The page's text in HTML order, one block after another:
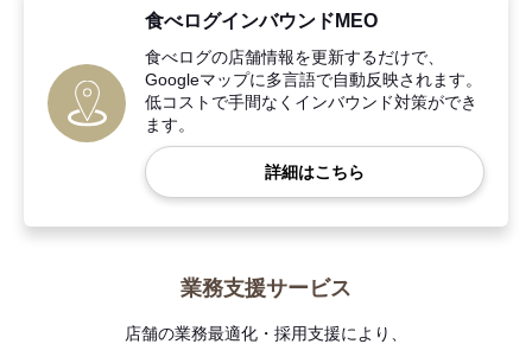
食べログインバウンドMEO
食べログの店舗情報を更新するだけで、
Googleマップに多言語で自動反映されます。
低コストで手間なくインバウンド対策ができ
ます。
詳細はこちら
業務支援サービス
店舗の業務最適化・採用支援により、